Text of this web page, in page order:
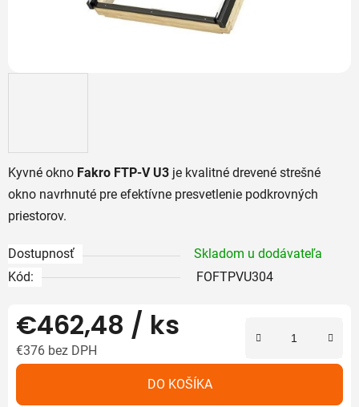
Kyvné okno Fakro FTP-V U3 je kvalitné drevené strešné
okno navrhnuté pre efektívne presvetlenie podkrovných
priestorov.
Dostupnosť
Skladom u dodávateľa
Kód:
FOFTPVU304
€462,48 / ks
€376 bez DPH
DO KOŠÍKA